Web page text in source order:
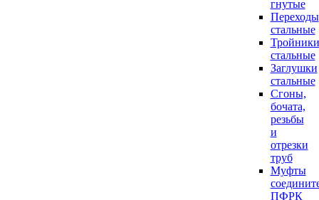
гнутые
Переходы
стальные
Тройники
стальные
Заглушки
стальные
Сгоны,
бочата,
резьбы
и
отрезки
труб
Муфты
ПФРК